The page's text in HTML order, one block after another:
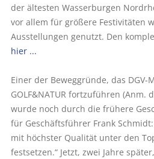
der ältesten Wasserburgen
vor allem für größere Festivitäten
Ausstellungen genutzt. Den
hier ...
Einer der Beweggründe, das
GOLF&NATUR ­fortzuführen (Anm.
wurde noch durch die frühere
für Geschäftsführer Frank
mit höchster Qualität unter den
festsetzen.“ Jetzt, zwei Jahre